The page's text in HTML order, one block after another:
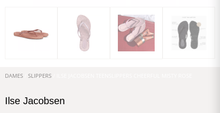
DAMES SLIPPERS
Ilse Jacobsen